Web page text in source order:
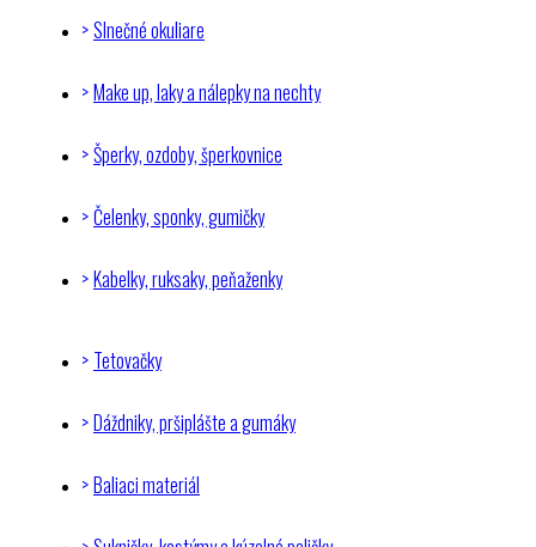
Slnečné okuliare
Make up, laky a nálepky na nechty
Šperky, ozdoby, šperkovnice
Čelenky, sponky, gumičky
Kabelky, ruksaky, peňaženky
Tetovačky
Dáždniky, pršiplášte a gumáky
Baliaci materiál